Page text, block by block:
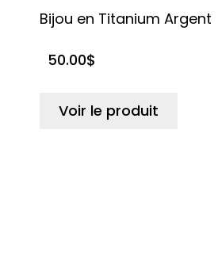
Bijou en Titanium Argent
50.00$
Voir le produit